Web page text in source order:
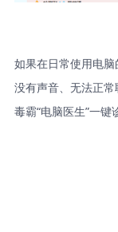
如果在日常使用电
没有声音、无法正
毒霸“电脑医生”一键